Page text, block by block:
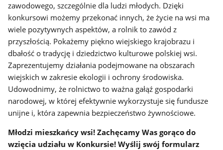
zawodowego, szczególnie dla ludzi młodych. Dzięki
konkursowi możemy przekonać innych, że życie na wsi ma
wiele pozytywnych aspektów, a rolnik to zawód z
przyszłością. Pokażemy piękno wiejskiego krajobrazu i
dbałość o tradycję i dziedzictwo kulturowe polskiej wsi.
Zaprezentujemy działania podejmowane na obszarach
wiejskich w zakresie ekologii i ochrony środowiska.
Udowodnimy, że rolnictwo to ważna gałąź gospodarki
narodowej, w której efektywnie wykorzystuje się fundusze
unijne i, która zapewnia bezpieczeństwo żywnościowe.
Młodzi mieszkańcy wsi! Zachęcamy Was gorąco do
wzięcia udziału w Konkursie! Wyślij swój formularz